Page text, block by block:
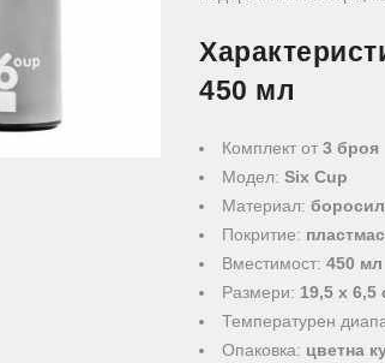
450 мл
Комплект от 3 броя
Модел: Six Cup
Материал:
Покритие:
Вместимост: 450 мл
Размери: 19,5 x 6,5
Температурен
Опаковка: цветна